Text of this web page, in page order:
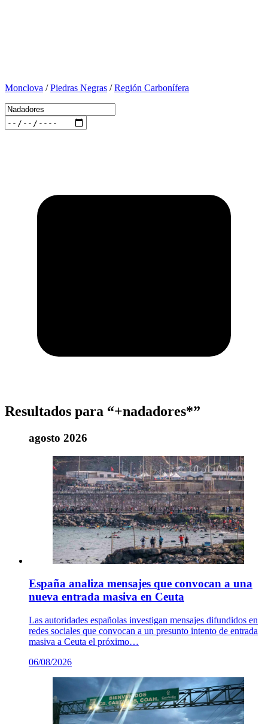
Monclova /Piedras Negras /Región Carbonífera
Resultados para “+nadadores*”
agosto 2026
España analiza mensajes que convocan a una
nueva entrada masiva en Ceuta
Las autoridades españolas investigan mensajes difundidos en
redes sociales que convocan a un presunto intento de entrada
masiva a Ceuta el próximo…
06/08/2026